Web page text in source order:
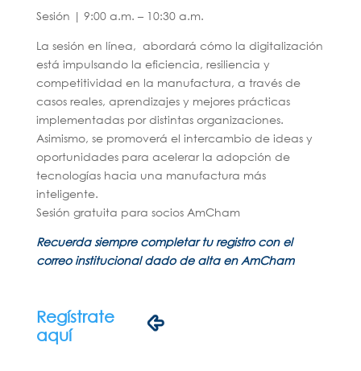
Sesión | 9:00 a.m. – 10:30 a.m.
La sesión en línea, abordará cómo la digitalización
está impulsando la eficiencia, resiliencia y
competitividad en la manufactura, a través de
casos reales, aprendizajes y mejores prácticas
implementadas por distintas organizaciones.
Asimismo, se promoverá el intercambio de ideas y
oportunidades para acelerar la adopción de
tecnologías hacia una manufactura más
inteligente.
Sesión gratuita para socios AmCham
Recuerda siempre completar tu registro con el
correo institucional dado de alta en AmCham
Regístrate
aquí